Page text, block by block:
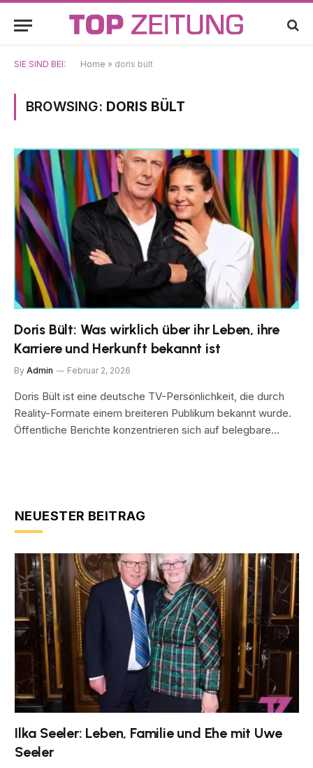
SIE SIND BEI: Home » doris bült
BROWSING: DORIS BÜLT
Doris Bült: Was wirklich über ihr Leben, ihre
Karriere und Herkunft bekannt ist
By Admin Februar 2, 2026
Doris Bült ist eine deutsche TV-Persönlichkeit, die durch
Reality-Formate einem breiteren Publikum bekannt wurde.
Öffentliche Berichte konzentrieren sich auf belegbare…
NEUESTER BEITRAG
Ilka Seeler: Leben, Familie und Ehe mit Uwe
Seeler